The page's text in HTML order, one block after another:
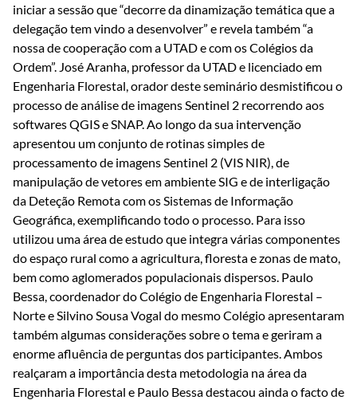
iniciar a sessão que “decorre da dinamização temática que a
delegação tem vindo a desenvolver” e revela também “a
nossa de cooperação com a UTAD e com os Colégios da
Ordem”. José Aranha, professor da UTAD e licenciado em
Engenharia Florestal, orador deste seminário desmistificou o
processo de análise de imagens Sentinel 2 recorrendo aos
softwares QGIS e SNAP. Ao longo da sua intervenção
apresentou um conjunto de rotinas simples de
processamento de imagens Sentinel 2 (VIS NIR), de
manipulação de vetores em ambiente SIG e de interligação
da Deteção Remota com os Sistemas de Informação
Geográfica, exemplificando todo o processo. Para isso
utilizou uma área de estudo que integra várias componentes
do espaço rural como a agricultura, floresta e zonas de mato,
bem como aglomerados populacionais dispersos. Paulo
Bessa, coordenador do Colégio de Engenharia Florestal –
Norte e Silvino Sousa Vogal do mesmo Colégio apresentaram
também algumas considerações sobre o tema e geriram a
enorme afluência de perguntas dos participantes. Ambos
realçaram a importância desta metodologia na área da
Engenharia Florestal e Paulo Bessa destacou ainda o facto de